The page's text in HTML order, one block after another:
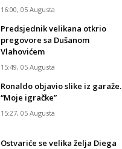
16:00, 05 Augusta
Predsjednik velikana otkrio
pregovore sa Dušanom
Vlahovićem
15:49, 05 Augusta
Ronaldo objavio slike iz garaže.
“Moje igračke”
15:27, 05 Augusta
Ostvariće se velika želja Diega